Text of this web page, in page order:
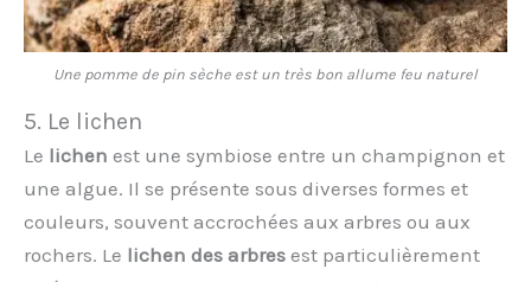
Une pomme de pin sèche est un très bon allume feu naturel
5. Le lichen
Le lichen est une symbiose entre un champignon et
une algue. Il se présente sous diverses formes et
couleurs, souvent accrochées aux arbres ou aux
rochers. Le lichen des arbres est particulièrement